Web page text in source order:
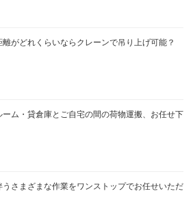
離がどれくらいならクレーンで吊り上げ可能？
ーム・貸倉庫とご自宅の間の荷物運搬、お任せ下
うさまざまな作業をワンストップでお任せいただ